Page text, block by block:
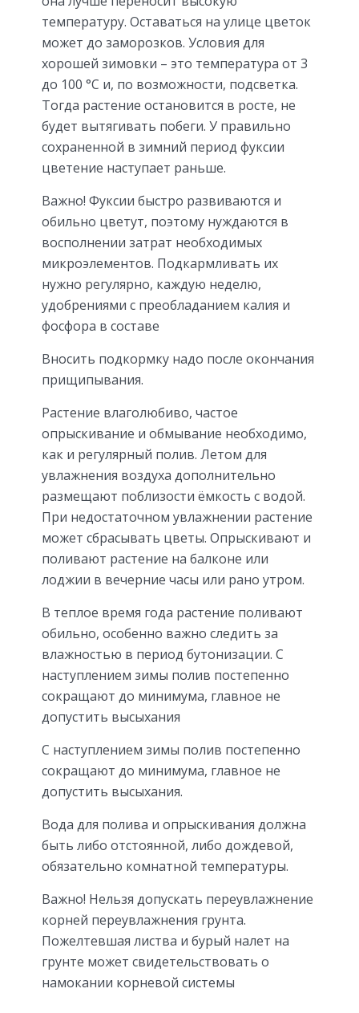
температуру. Оставаться на улице цветок
может до заморозков. Условия для
хорошей зимовки – это температура от 3
до 100 °C и, по возможности, подсветка.
Тогда растение остановится в росте, не
будет вытягивать побеги. У правильно
сохраненной в зимний период фуксии
цветение наступает раньше.
Важно! Фуксии быстро развиваются и
обильно цветут, поэтому нуждаются в
восполнении затрат необходимых
микроэлементов. Подкармливать их
нужно регулярно, каждую неделю,
удобрениями с преобладанием калия и
фосфора в составе
Вносить подкормку надо после окончания
прищипывания.
Растение влаголюбиво, частое
опрыскивание и обмывание необходимо,
как и регулярный полив. Летом для
увлажнения воздуха дополнительно
размещают поблизости ёмкость с водой.
При недостаточном увлажнении растение
может сбрасывать цветы. Опрыскивают и
поливают растение на балконе или
лоджии в вечерние часы или рано утром.
В теплое время года растение поливают
обильно, особенно важно следить за
влажностью в период бутонизации. С
наступлением зимы полив постепенно
сокращают до минимума, главное не
допустить высыхания
С наступлением зимы полив постепенно
сокращают до минимума, главное не
допустить высыхания.
Вода для полива и опрыскивания должна
быть либо отстоянной, либо дождевой,
обязательно комнатной температуры.
Важно! Нельзя допускать переувлажнение
корней переувлажнения грунта.
Пожелтевшая листва и бурый налет на
грунте может свидетельствовать о
намокании корневой системы